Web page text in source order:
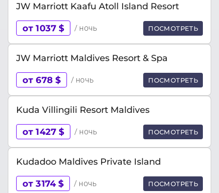
JW Marriott Kaafu Atoll Island Resort
от 1037 $ / ночь ПОСМОТРЕТЬ
JW Marriott Maldives Resort & Spa
от 678 $ / ночь ПОСМОТРЕТЬ
Kuda Villingili Resort Maldives
от 1427 $ / ночь ПОСМОТРЕТЬ
Kudadoo Maldives Private Island
от 3174 $ / ночь ПОСМОТРЕТЬ